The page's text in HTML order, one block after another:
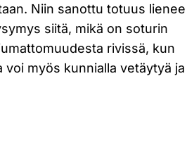
Niin sanottu totuus lienee
siitä, mikä on soturin
rivissä, kun
myös kunnialla vetäytyä ja